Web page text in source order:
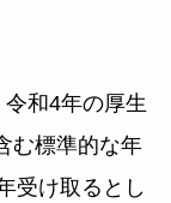
和4年の厚生
む標準的な年
受け取るとし